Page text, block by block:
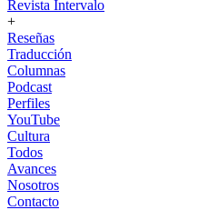
Revista Intervalo
+
Reseñas
Traducción
Columnas
Podcast
Perfiles
YouTube
Cultura
Todos
Avances
Nosotros
Contacto